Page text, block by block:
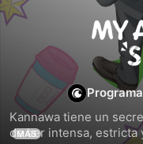
My
Kannawa tiene un
de ser intensa, estricta
MÁS